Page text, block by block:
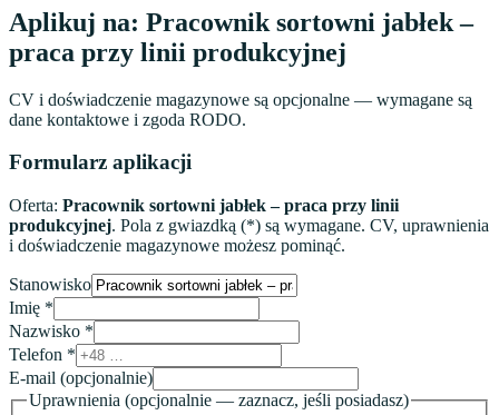
Aplikuj na: Pracownik sortowni jabłek –
praca przy linii produkcyjnej
CV i doświadczenie magazynowe są opcjonalne — wymagane są
dane kontaktowe i zgoda RODO.
Formularz aplikacji
Oferta: Pracownik sortowni jabłek – praca przy linii
produkcyjnej. Pola z gwiazdką (*) są wymagane. CV, uprawnienia
i doświadczenie magazynowe możesz pominąć.
Stanowisko
Imię *
Nazwisko *
Telefon *
E-mail (opcjonalnie)
Uprawnienia (opcjonalnie — zaznacz, jeśli posiadasz)